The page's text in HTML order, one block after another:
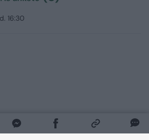
16:30
– audringi orai.
naktį vietomis trumpas